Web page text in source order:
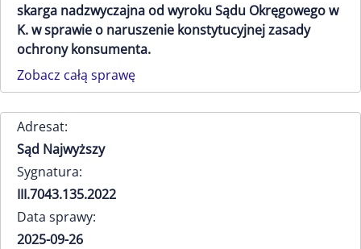
skarga nadzwyczajna od wyroku Sądu Okręgowego w
K. w sprawie o naruszenie konstytucyjnej zasady
ochrony konsumenta.
Zobacz całą sprawę
Adresat:
Sąd Najwyższy
Sygnatura:
III.7043.135.2022
Data sprawy:
2025-09-26